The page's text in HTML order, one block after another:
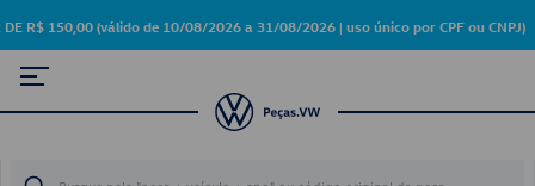
DE R$ 150,00 (válido de 10/08/2026 a 31/08/2026 | uso único por CPF ou CNPJ)